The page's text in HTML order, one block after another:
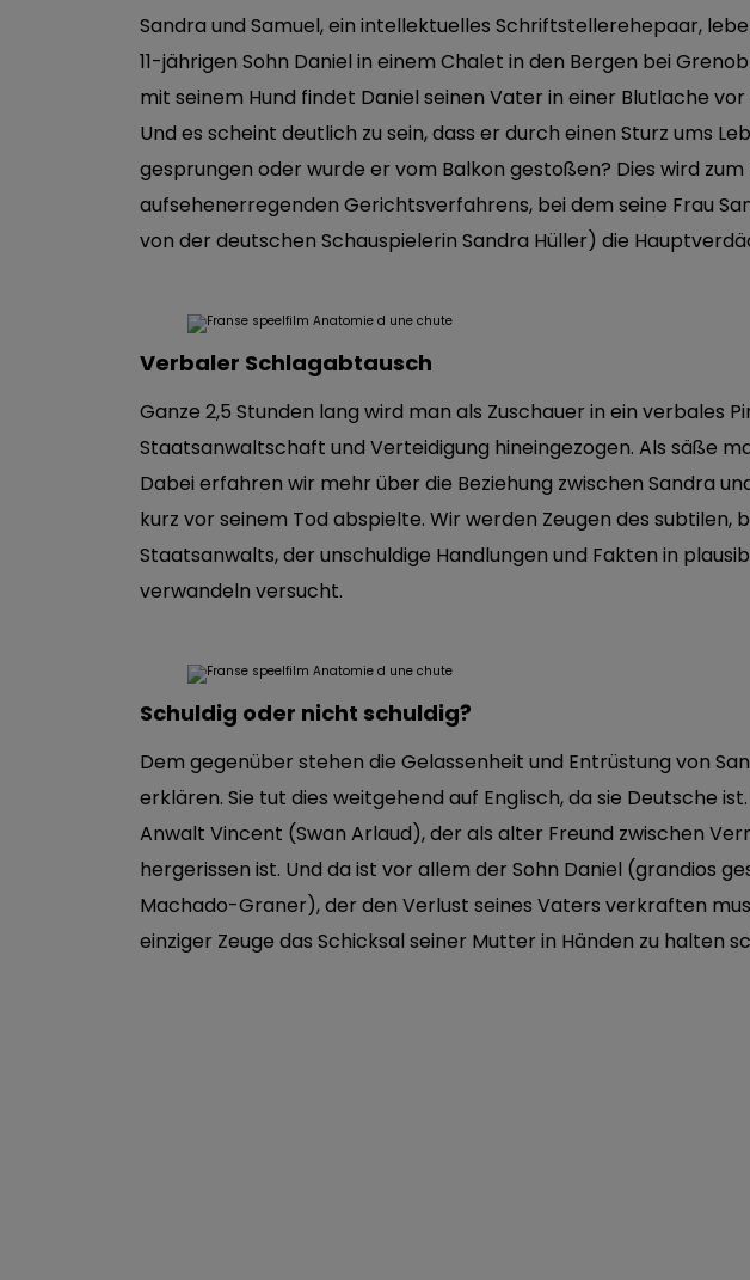
Sandra und Samuel, ein intellektuelles Schriftstellerehepaar,
11-jährigen Sohn Daniel in einem Chalet in den Bergen bei
mit seinem Hund findet Daniel seinen Vater in einer Blutlache
Und es scheint deutlich zu sein, dass er durch einen Sturz ums
gesprungen oder wurde er vom Balkon gestoßen? Dies wird zum
aufsehenerregenden Gerichtsverfahrens, bei dem seine Frau
von der deutschen Schauspielerin Sandra Hüller) die
Verbaler Schlagabtausch
Ganze 2,5 Stunden lang wird man als Zuschauer in ein verbales
Staatsanwaltschaft und Verteidigung hineingezogen. Als säße
Dabei erfahren wir mehr über die Beziehung zwischen Sandra
kurz vor seinem Tod abspielte. Wir werden Zeugen des subtilen,
Staatsanwalts, der unschuldige Handlungen und Fakten in
verwandeln versucht.
Schuldig oder nicht schuldig?
Dem gegenüber stehen die Gelassenheit und Entrüstung von
erklären. Sie tut dies weitgehend auf Englisch, da sie Deutsche
Anwalt Vincent (Swan Arlaud), der als alter Freund zwischen
hergerissen ist. Und da ist vor allem der Sohn Daniel (grandios
Machado-Graner), der den Verlust seines Vaters verkraften
einziger Zeuge das Schicksal seiner Mutter in Händen zu halten